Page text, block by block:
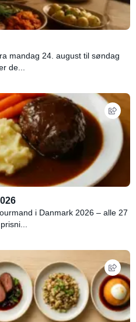
mandag 24. august til søndag
de...
i Danmark 2026 – alle 27